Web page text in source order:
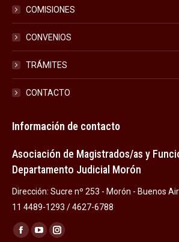
COMISIONES
CONVENIOS
TRÁMITES
CONTACTO
Información de contacto
Asociación de Magistrados/as y
Departamento Judicial Morón
Dirección: Sucre nº 253 - Morón - Buenos
11 4489-1293 / 4627-6788
Encuéntranos en:
Facebook
YouTubeInstagram